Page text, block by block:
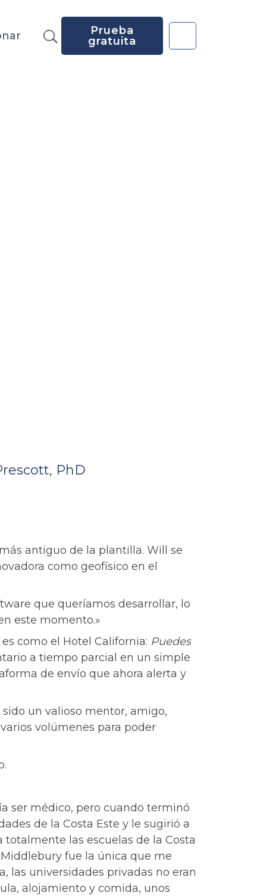
Prueba
gratuita
PhD
antiguo de la plantilla. Will se
como geofísico en el
que queríamos desarrollar, lo
este momento.»
como el Hotel California: Puedes
a tiempo parcial en un simple
de envío que ahora alerta y
un valioso mentor, amigo,
volúmenes para poder
ser médico, pero cuando terminó
de la Costa Este y le sugirió a
las escuelas de la Costa
fue la única que me
las universidades privadas no eran
alojamiento y comida, unos